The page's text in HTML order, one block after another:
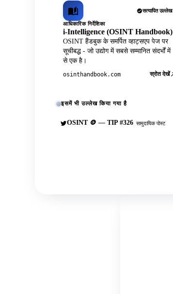
सत्यापित उल्लेख
आधिकारिक निर्देशिका
i-Intelligence (OSINT Handbook)
OSINT हैंडबुक के समर्पित व्हाट्सएप पेज पर
सूचीबद्ध - जो उद्योग में सबसे सम्मानित संदर्भों में
से एक है।
osinthandbook.com स्रोत देखें
इसमें भी उल्लेख किया गया है
OSINT 🪙 — TIP #326 सामुदायिक पोस्ट